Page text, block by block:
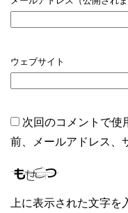
ウェブサイト
次回のコメントで使
前、メールアドレス、
上に表示された文字を